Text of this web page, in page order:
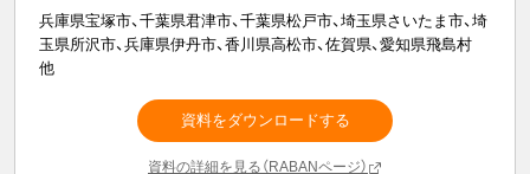
兵庫県宝塚市、千葉県君津市、千葉県松戸市、埼玉県さいたま市、埼
玉県所沢市、兵庫県伊丹市、香川県高松市、佐賀県、愛知県飛島村
他
資料をダウンロードする
資料の詳細を見る（RABANページ）